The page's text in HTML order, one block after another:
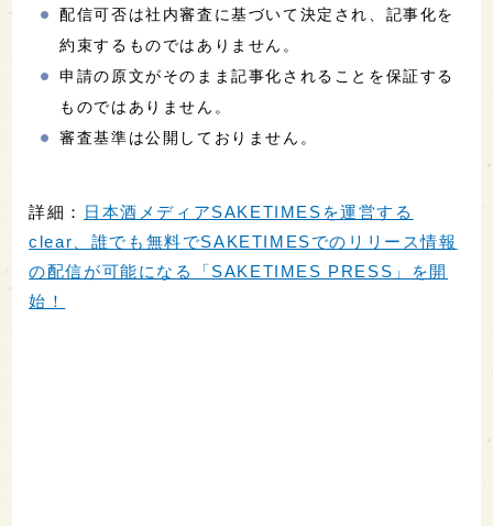
配信可否は社内審査に基づいて決定され、記事化を
約束するものではありません。
申請の原文がそのまま記事化されることを保証する
ものではありません。
審査基準は公開しておりません。
詳細： 日本酒メディアSAKETIMESを運営する
clear、誰でも無料でSAKETIMESでのリリース情報
の配信が可能になる「SAKETIMES PRESS」を開
始！